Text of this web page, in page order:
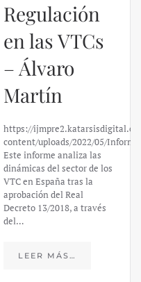
Regulación
en las VTCs
– Álvaro
Martín
https://
content/uploads/2022/05/
Este informe analiza las
dinámicas del sector de los
VTC en España tras la
aprobación del Real
Decreto 13/2018, a través
del…
LEER MÁS…